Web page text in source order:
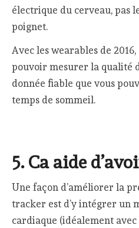
électrique du cerveau, pas
poignet.
Avec les wearables de
pouvoir mesurer la qualité
donnée fiable que vous
temps de sommeil.
5. Ca aide
Une façon d’améliorer la
tracker est d’y intégrer un
cardiaque (idéalement